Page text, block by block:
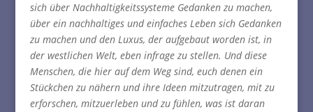
sich über Nachhaltigkeitssysteme Gedanken zu machen,
über ein nachhaltiges und einfaches Leben sich Gedanken
zu machen und den Luxus, der aufgebaut worden ist, in
der westlichen Welt, eben infrage zu stellen. Und diese
Menschen, die hier auf dem Weg sind, euch denen ein
Stückchen zu nähern und ihre Ideen mitzutragen, mit zu
erforschen, mitzuerleben und zu fühlen, was ist daran